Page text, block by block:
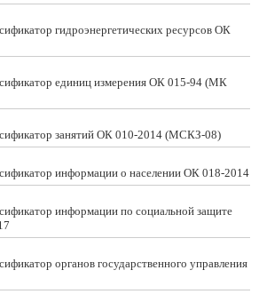
гидроэнергетических ресурсов ОК
единиц измерения ОК 015-94 (МК
занятий ОК 010-2014 (МСКЗ-08)
информации о населении ОК 018-2014
информации по социальной защите
органов государственного управления